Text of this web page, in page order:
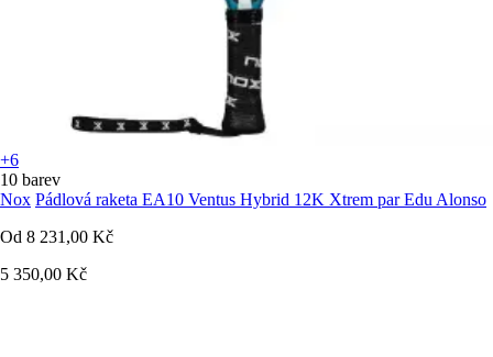
+6
10 barev
Nox Pádlová raketa EA10 Ventus Hybrid 12K Xtrem par Edu Alonso
Od 8 231,00 Kč
5 350,00 Kč